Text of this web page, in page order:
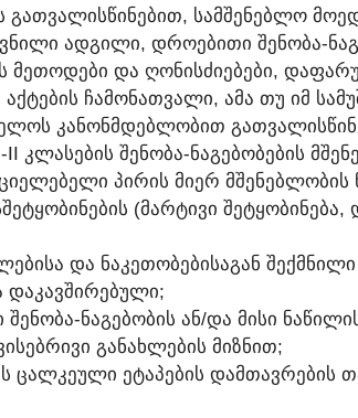
ᲒᲐᲗᲕᲐᲚᲘᲡᲬᲘᲜᲔᲑᲘᲗ, ᲡᲐᲛᲨᲔᲜᲔᲑᲚᲝ
ᲐᲓᲒᲘᲚᲘ, ᲓᲠᲝᲔᲑᲘᲗᲘ ᲨᲔᲜᲝᲑᲐ-
ᲓᲐ ᲦᲝᲜᲘᲡᲫᲘᲔᲑᲔᲑᲘ,
ᲩᲐᲛᲝᲜᲐᲗᲕᲐᲚᲘ, ᲐᲛᲐ ᲗᲣ ᲘᲛ
ᲙᲐᲜᲝᲜᲛᲓᲔᲑᲚᲝᲑᲘᲗ
II ᲙᲚᲐᲡᲔᲑᲘᲡ ᲨᲔᲜᲝᲑᲐ-ᲜᲐᲒᲔᲑᲝᲑᲔᲑᲘᲡ
ᲞᲘᲠᲘᲡ ᲛᲘᲔᲠ ᲛᲨᲔᲜᲔᲑᲚᲝᲑᲘᲡ
(ᲛᲐᲠᲢᲘᲕᲘ ᲨᲔᲢᲧᲝᲑᲘᲜᲔᲑᲐ,
ᲓᲐ ᲜᲐᲙᲔᲗᲝᲑᲔᲑᲘᲡᲐᲒᲐᲜ
ᲜᲐᲒᲔᲑᲝᲑᲘᲡ ᲐᲜ/ᲓᲐ ᲛᲘᲡᲘ
ᲒᲐᲜᲐᲮᲚᲔᲑᲘᲡ ᲛᲘᲖᲜᲘᲗ;
ᲪᲐᲚᲙᲔᲣᲚᲘ ᲔᲢᲐᲞᲔᲑᲘᲡ ᲓᲐᲛᲗᲐᲕᲠᲔᲑᲘᲡ